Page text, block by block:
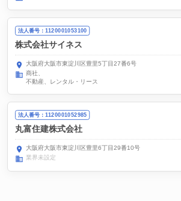
法人番号：1120001053100
株式会社サイネス
大阪府大阪市東淀川区豊里5丁目27番6号
商社
不動産、レンタル・リース
法人番号：1120001052985
丸富住建株式会社
大阪府大阪市東淀川区豊里6丁目29番10号
業界未設定